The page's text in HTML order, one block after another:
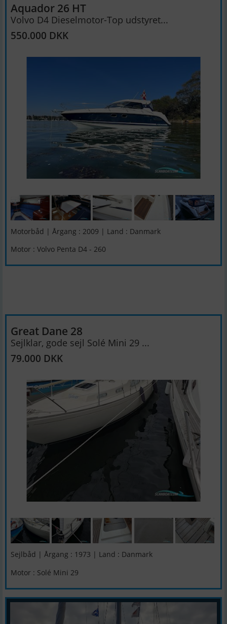
Aquador 26 HT
Volvo D4 Dieselmotor-Top udstyret...
550.000 DKK
Motorbåd | Årgang : 2009 | Land : Danmark
Motor : Volvo Penta D4 - 260
Great Dane 28
Sejlklar, gode sejl Solé Mini 29 ...
79.000 DKK
Sejlbåd | Årgang : 1973 | Land : Danmark
Motor : Solé Mini 29